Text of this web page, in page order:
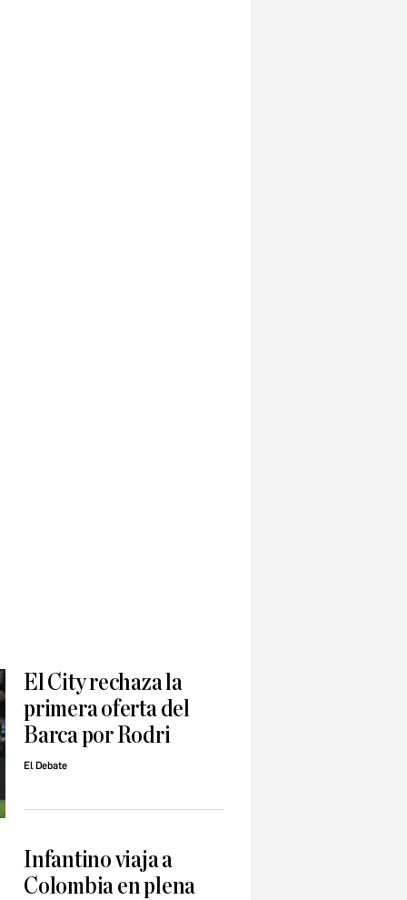
El City rechaza la
primera oferta del
Barca por Rodri
El Debate
Infantino viaja a
Colombia en plena